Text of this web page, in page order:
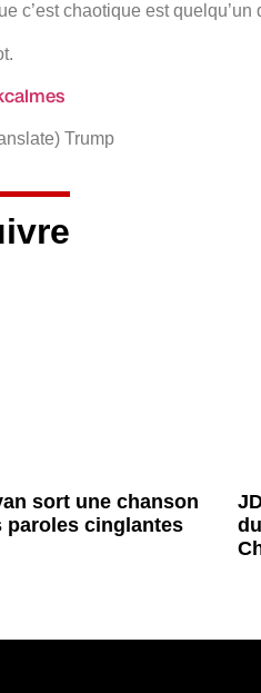
c’est chaotique est quelqu’un
Trump
sort une chanson
paroles cinglantes